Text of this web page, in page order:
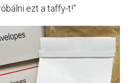
ezt a taffy-t!”